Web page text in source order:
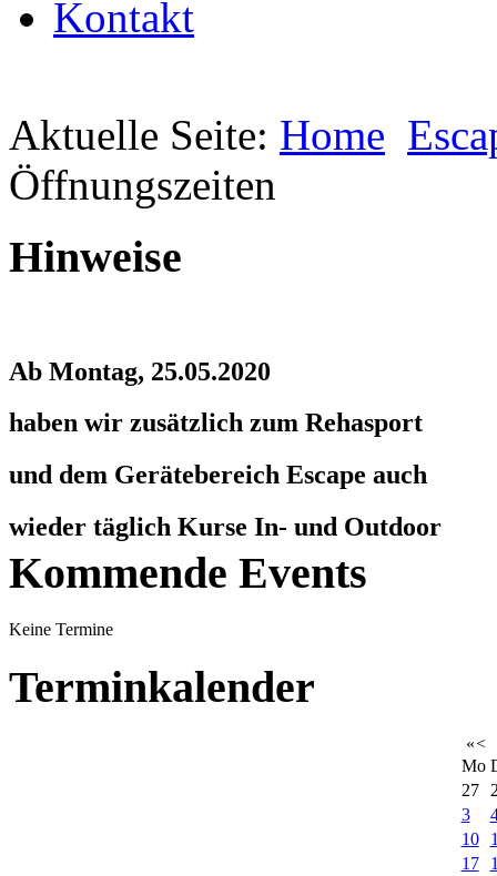
Kontakt
Aktuelle Seite: Home
Öffnungszeiten
Hinweise
Ab Montag, 25.05.2020
haben wir zusätzlich zum Rehasport
und dem Gerätebereich Escape auch
wieder täglich Kurse In- und Outdoor
Kommende Events
Keine Termine
Terminkalender
«<
Mo
27
3
10
17